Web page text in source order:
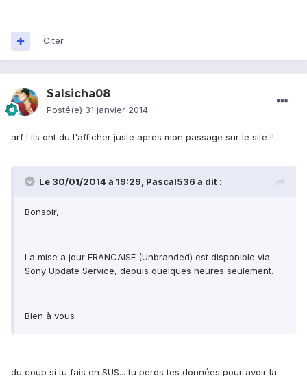
Citer
Salsicha08
Posté(e) 31 janvier 2014
arf ! ils ont du l'afficher juste après mon passage sur le site !!
Le 30/01/2014 à 19:29, Pascal536 a dit :
Bonsoir,
La mise a jour FRANCAISE (Unbranded) est disponible via
Sony Update Service, depuis quelques heures seulement.
Bien à vous
du coup si tu fais en SUS... tu perds tes données pour avoir la